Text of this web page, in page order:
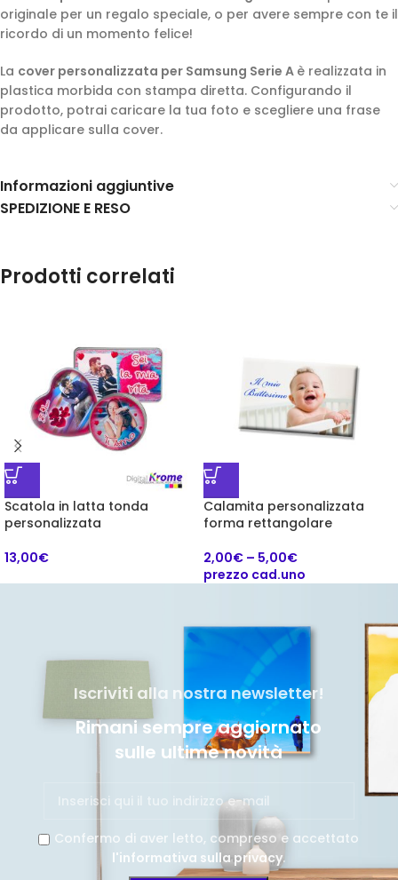
originale per un regalo speciale, o per avere sempre con te il
ricordo di un momento felice!
La cover personalizzata per Samsung Serie A è realizzata in
plastica morbida con stampa diretta. Configurando il
prodotto, potrai caricare la tua foto e scegliere una frase
da applicare sulla cover.
Informazioni aggiuntive
SPEDIZIONE E RESO
Prodotti correlati
Scatola in latta tonda
personalizzata
13,00€
Calamita personalizzata
forma rettangolare
2,00€ – 5,00€
prezzo cad.uno
Iscriviti alla nostra newsletter!
Rimani sempre aggiornato
sulle ultime novità
Confermo di aver letto, compreso e accettato
l'informativa sulla privacy.